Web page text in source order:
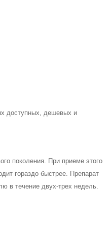
доступных, дешевых и
поколения. При приеме этого
гораздо быстрее. Препарат
в течение двух-трех недель.